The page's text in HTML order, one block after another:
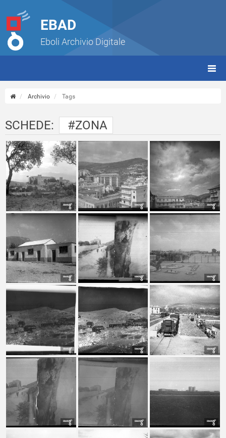
EBAD
Eboli Archivio Digitale
Archivio Tags
SCHEDE: #ZONA